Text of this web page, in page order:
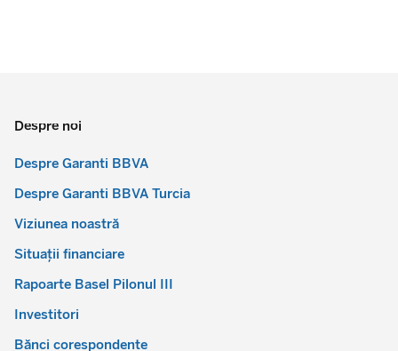
Despre noi
Despre Garanti BBVA
Despre Garanti BBVA Turcia
Viziunea noastră
Situații financiare
Rapoarte Basel Pilonul III
Investitori
Bănci corespondente